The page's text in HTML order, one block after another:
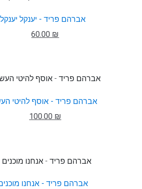
אברהם פריד - יענקל יענקל
60.00 ₪
אברהם פריד - אוסף להיטי
100.00 ₪
אברהם פריד - אנחנו